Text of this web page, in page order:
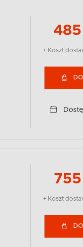
485
+ Koszt
755
+ Koszt